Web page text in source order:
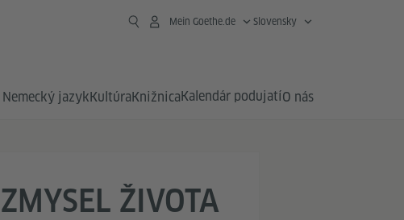
Mein Goethe.de Slovensky
Nemecký jazykKultúraKnižnicaKalendár podujatíO nás
ŽIVOTA